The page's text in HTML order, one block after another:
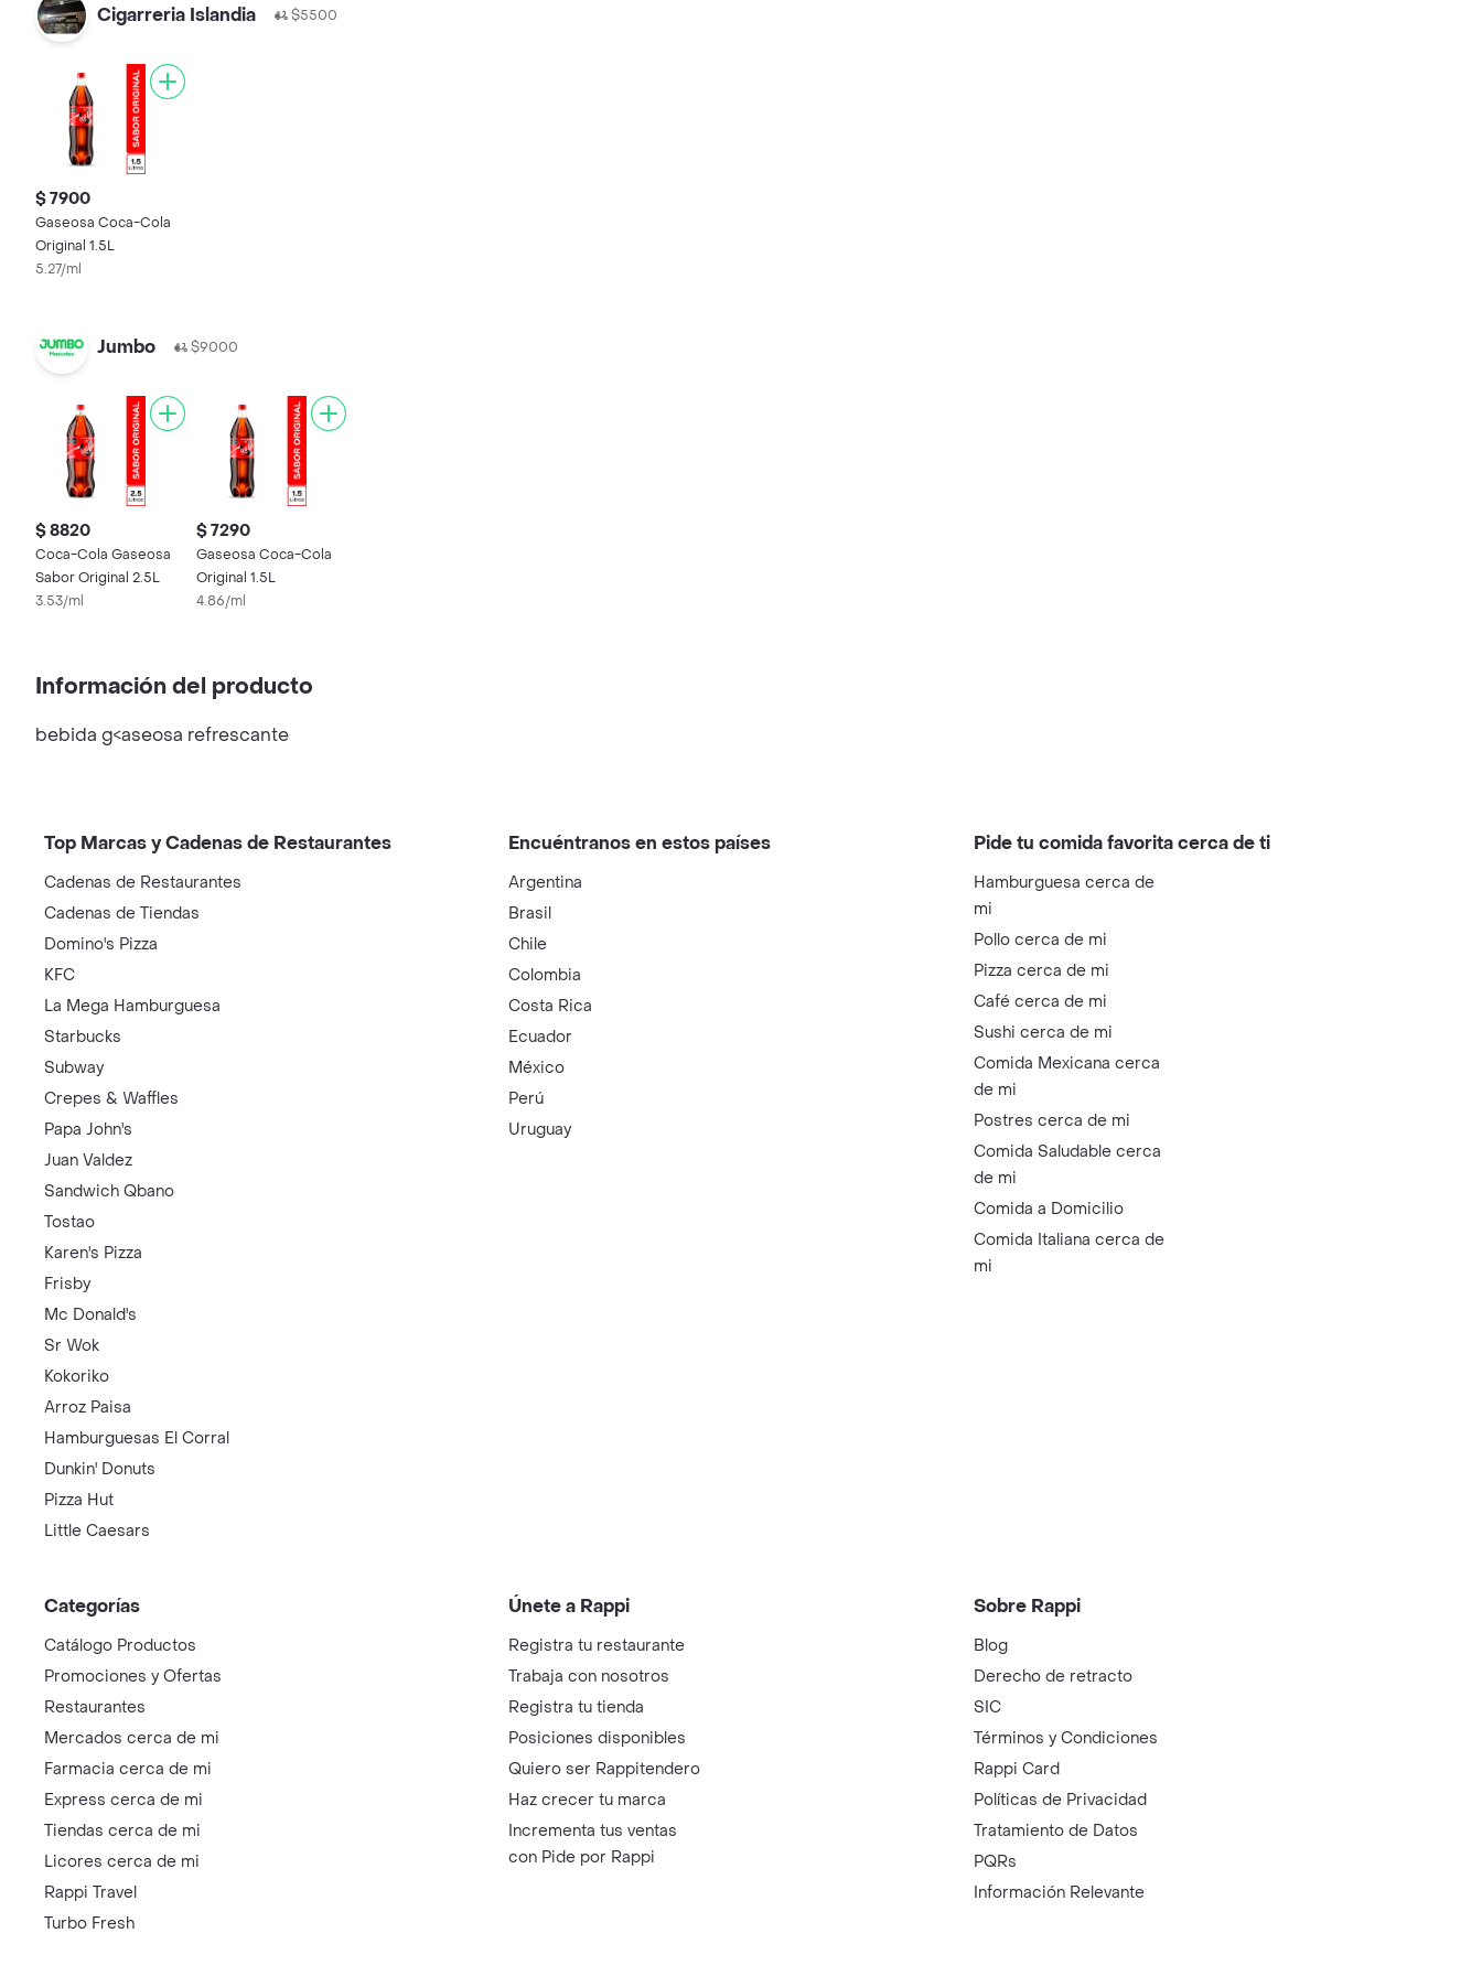
Cigarreria Islandia $5500
$ 7900
Gaseosa Coca-Cola
Original 1.5L
5.27/ml
Jumbo $9000
$ 8820
Coca-Cola Gaseosa
Sabor Original 2.5L
3.53/ml
$ 7290
Gaseosa Coca-Cola
Original 1.5L
4.86/ml
Información del producto
bebida g<aseosa refrescante
Top Marcas y Cadenas de Restaurantes
Cadenas de Restaurantes
Cadenas de Tiendas
Domino's Pizza
KFC
La Mega Hamburguesa
Starbucks
Subway
Crepes & Waffles
Papa John's
Juan Valdez
Sandwich Qbano
Tostao
Karen's Pizza
Frisby
Mc Donald's
Sr Wok
Kokoriko
Arroz Paisa
Hamburguesas El Corral
Dunkin' Donuts
Pizza Hut
Little Caesars
Encuéntranos en estos países
Argentina
Brasil
Chile
Colombia
Costa Rica
Ecuador
México
Perú
Uruguay
Pide tu comida favorita cerca de ti
Hamburguesa cerca de
mi
Pollo cerca de mi
Pizza cerca de mi
Café cerca de mi
Sushi cerca de mi
Comida Mexicana cerca
de mi
Postres cerca de mi
Comida Saludable cerca
de mi
Comida a Domicilio
Comida Italiana cerca de
mi
Categorías
Catálogo Productos
Promociones y Ofertas
Restaurantes
Mercados cerca de mi
Farmacia cerca de mi
Express cerca de mi
Tiendas cerca de mi
Licores cerca de mi
Rappi Travel
Turbo Fresh
Únete a Rappi
Registra tu restaurante
Trabaja con nosotros
Registra tu tienda
Posiciones disponibles
Quiero ser Rappitendero
Haz crecer tu marca
Incrementa tus ventas
con Pide por Rappi
Sobre Rappi
Blog
Derecho de retracto
SIC
Términos y Condiciones
Rappi Card
Políticas de Privacidad
Tratamiento de Datos
PQRs
Información Relevante